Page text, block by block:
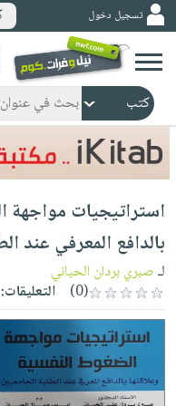
ورقية
المواضيع
صدر
حديثاً
الأكثر
مبيعاً
جوائز
شحن
مخفض
عروض
خاصة
صفحات
مشوقة
كتب
الكترونية
الرئيسية
صدر
حديثاً
الأكثر
مبيعاً
كتب
مجانية
صوتية
الصفحة
الرئيسية
masmu3
بلا
حدود
أطفال
وناشئة
الصفحةوسائل
تسجيل دخول
استراتيجيات مواجهة
بالدافع المعرفي عند
لـصبري بردان الحياني
(0)
التعليقات:0